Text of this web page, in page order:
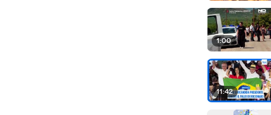
1:00
11:42